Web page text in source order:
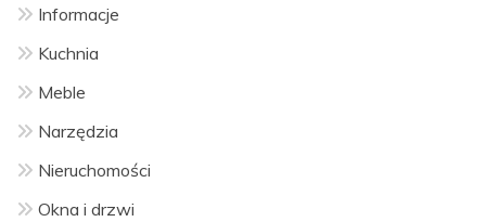
Informacje
Kuchnia
Meble
Narzędzia
Nieruchomości
Okna i drzwi